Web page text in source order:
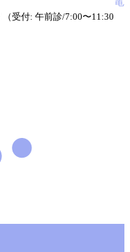
（受付: 午前診/7:00〜11:30